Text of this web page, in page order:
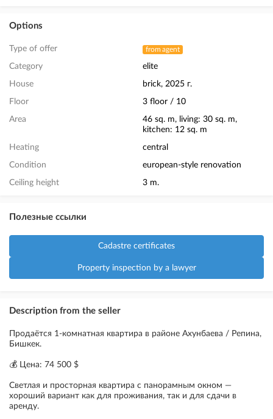
Options
Type of offer from agent
Category elite
House brick, 2025 г.
Floor 3 floor / 10
Area
46 sq. m, living: 30 sq. m,
kitchen: 12 sq. m
Heating central
Condition european-style renovation
Ceiling height 3 m.
Полезные ссылки
Cadastre certificates
Property inspection by a lawyer
Description from the seller
Продаётся 1-комнатная квартира в районе Ахунбаева / Репина,
Бишкек.
💰 Цена: 74 500 $
Светлая и просторная квартира с панорамным окном —
хороший вариант как для проживания, так и для сдачи в
аренду.